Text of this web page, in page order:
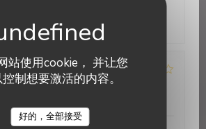
站使用cookie， 并让您
制想要激活的内容。
好的，全部接受
质价比
- 来宾 5